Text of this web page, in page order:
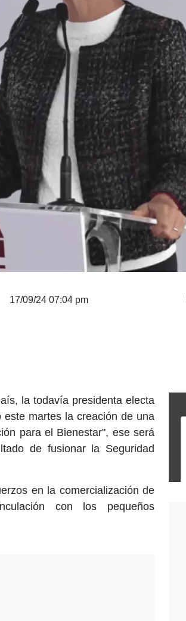
17/09/24 07:04 pm
la todavía presidenta electa
este martes la creación de una
para el Bienestar", ese será
de fusionar la Seguridad
en la comercialización de
con los pequeños